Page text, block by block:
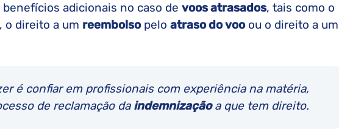
adicionais no caso de voos atrasados, tais como o
o direito a um reembolsopelo atraso do vooou o direito a um
é confiar em profissionais com experiência na matéria,
de reclamação da indemnizaçãoa que tem direito.